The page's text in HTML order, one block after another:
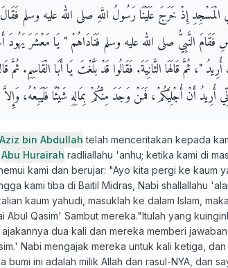
الْمَسْجِدِ إِذْ خَرَجَ عَلَيْنَا رَسُولُ اللَّهِ صلى الله عليه وسلم
النَّبِيُّ صلى الله عليه وسلم فَنَادَاهُمْ ‏"‏ يَا مَعْشَرَ يَهُودَ
‏"‏، ثُمَّ قَالَهَا الثَّانِيَةَ‏.‏ فَقَالُوا قَدْ بَلَّغْتَ يَا أَبَا الْقَاسِمِ‏.‏ ثُمَّ
أُرِيدُ أَنْ أُجْلِيَكُمْ، فَمَنْ وَجَدَ مِنْكُمْ بِمَالِهِ شَيْئًا فَلْيَبِعْهُ،
bin Abdullah telah menceritakan kepada
Abu Hurairah radliallahu 'anhu; ketika kami di
kami dan berujar: "Ayo kita pergi ke kaum
kami tiba di Baitil Midras, Nabi shallallahu
kaum yahudi, masuklah ke dalam Islam,
Qasim' Sambut mereka."Itulah yang
dua kali dan mereka memberi jawaban
Nabi mengajak mereka untuk kali ketiga,
ini adalah milik Allah dan rasul-NYA, dan